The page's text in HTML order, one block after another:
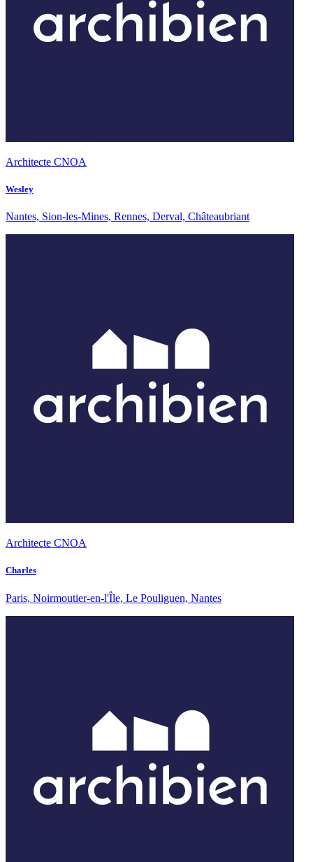
Architecte CNOA
Wesley
Nantes, Sion-les-Mines, Rennes, Derval, Châteaubriant
Architecte CNOA
Charles
Paris, Noirmoutier-en-l'Île, Le Pouliguen, Nantes